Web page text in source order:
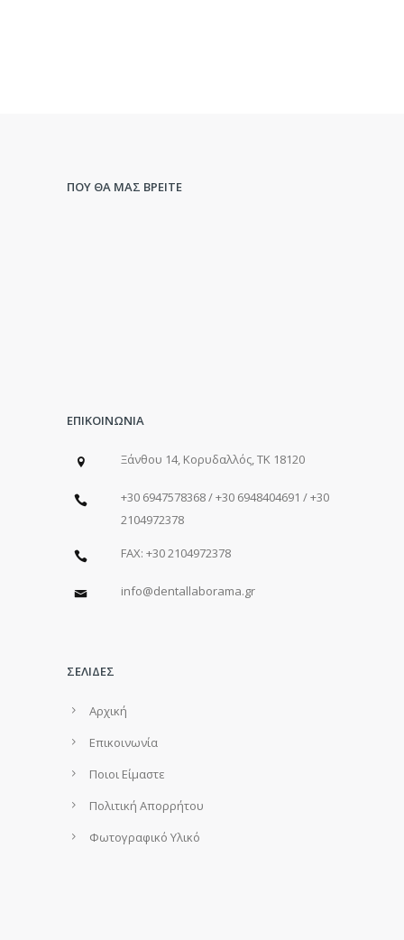
ΠΟΥ ΘΑ ΜΑΣ ΒΡΕΙΤΕ
ΕΠΙΚΟΙΝΩΝΙΑ
Ξάνθου 14, Κορυδαλλός, ΤΚ 18120
+30 6947578368 / +30 6948404691 / +30
2104972378
FAX: +30 2104972378
info@dentallaborama.gr
ΣΕΛΙΔΕΣ
Αρχική
Επικοινωνία
Ποιοι Είμαστε
Πολιτική Απορρήτου
Φωτογραφικό Υλικό